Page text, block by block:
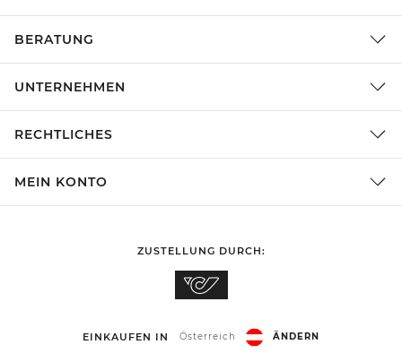
BERATUNG
UNTERNEHMEN
RECHTLICHES
MEIN KONTO
ZUSTELLUNG DURCH:
EINKAUFEN IN Österreich ÄNDERN